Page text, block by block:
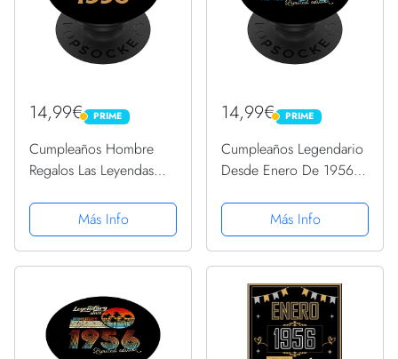
14,99€ PRIME
PRIME
Cumpleaños Hombre
Regalos Las Leyendas
PopGrip Intercambiable
Más Info
14,99€ PRIME
PRIME
Cumpleaños Legendario
Desde Enero De 1956
PopGrip Intercambiable
Más Info